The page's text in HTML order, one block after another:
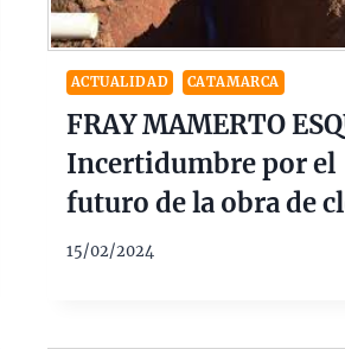
ACTUALIDAD CATAMARCA
FRAY MAMERTO
Incertidumbre por el
futuro de la obra de
15/02/2024